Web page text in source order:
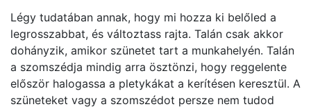
Légy tudatában annak, hogy mi hozza ki belőled a
legrosszabbat, és változtass rajta. Talán csak akkor
dohányzik, amikor szünetet tart a munkahelyén. Talán
a szomszédja mindig arra ösztönzi, hogy reggelente
először halogassa a pletykákat a kerítésen keresztül. A
szüneteket vagy a szomszédot persze nem tudod